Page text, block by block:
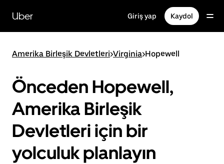
içeriğe
gidinUber Giriş yap Kaydol
Amerika Birleşik Devletleri>Virginia>Hopewell
Önceden Hopewell,
Amerika Birleşik
Devletleri için bir
yolculuk planlayın